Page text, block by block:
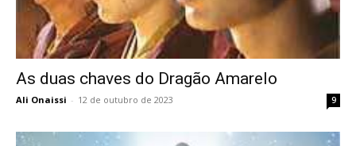
As duas chaves do Dragão Amarelo
Ali Onaissi - 12 de outubro de 2023 9